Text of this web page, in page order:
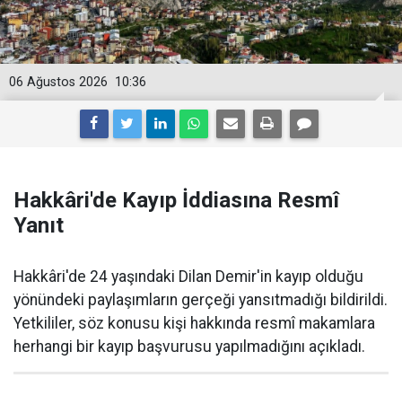
10:36
06 Ağustos 2026
Hakkâri'de Kayıp İddiasına Resmî
Yanıt
Hakkâri'de 24 yaşındaki Dilan Demir'in kayıp olduğu
yönündeki paylaşımların gerçeği yansıtmadığı bildirildi.
Yetkililer, söz konusu kişi hakkında resmî makamlara
herhangi bir kayıp başvurusu yapılmadığını açıkladı.